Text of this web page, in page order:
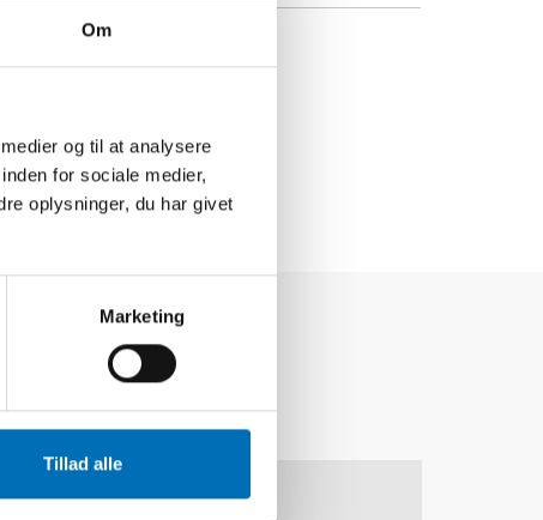
Om
og til at analysere
for sociale medier,
oplysninger, du har givet
Marketing
Tillad alle